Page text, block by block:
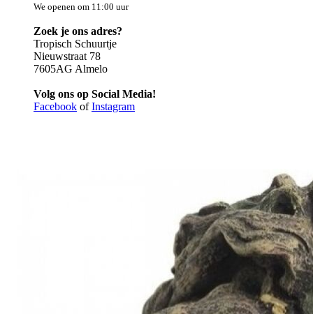
We openen om 11:00 uur
Zoek je ons adres?
Tropisch Schuurtje
Nieuwstraat 78
7605AG Almelo
Volg ons op Social Media!
Facebook ofInstagram